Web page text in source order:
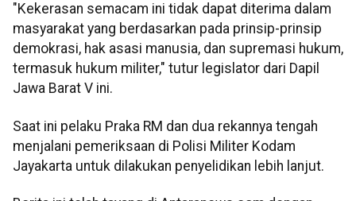
"Kekerasan semacam ini tidak dapat diterima dalam
masyarakat yang berdasarkan pada prinsip-prinsip
demokrasi, hak asasi manusia, dan supremasi hukum,
termasuk hukum militer," tutur legislator dari Dapil
Jawa Barat V ini.
Saat ini pelaku Praka RM dan dua rekannya tengah
menjalani pemeriksaan di Polisi Militer Kodam
Jayakarta untuk dilakukan penyelidikan lebih lanjut.